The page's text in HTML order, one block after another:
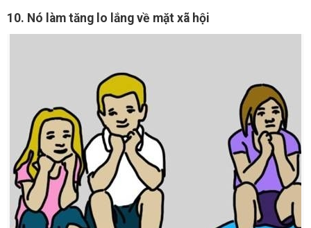
10. Nó làm tăng lo lắng về mặt xã hội